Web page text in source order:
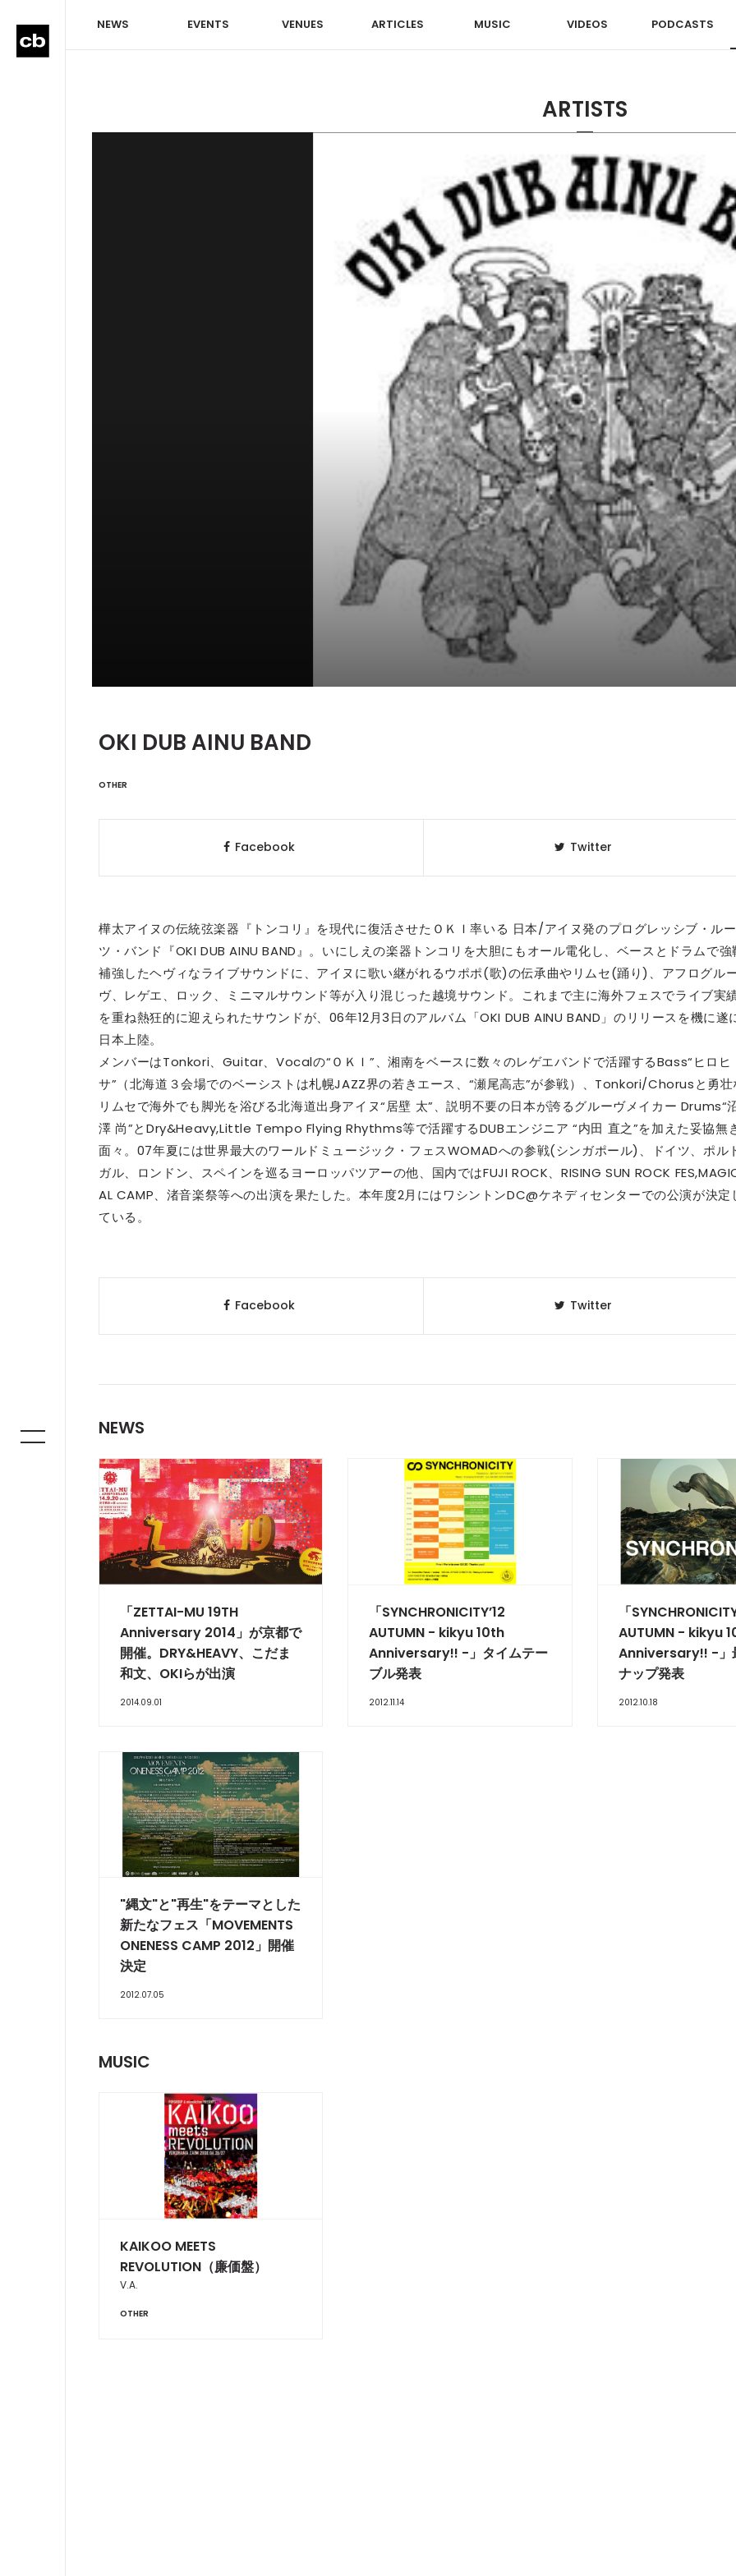
NEWS EVENTS VENUES ARTICLES MUSIC VIDEOS PODCASTS
ARTISTS
OKI DUB AINU BAND
OTHER
Facebook Twitter
樺太アイヌの伝統弦楽器『トンコリ』を現代に復活させたＯＫＩ率いる 日本/アイヌ発のプログレッシブ・ルー
ツ・バンド『OKI DUB AINU BAND』。いにしえの楽器トンコリを大胆にもオール電化し、ベースとドラムで強
補強したヘヴィなライブサウンドに、アイヌに歌い継がれるウポポ(歌)の伝承曲やリムセ(踊り)、アフログル
ヴ、レゲエ、ロック、ミニマルサウンド等が入り混じった越境サウンド。これまで主に海外フェスでライブ実
を重ね熱狂的に迎えられたサウンドが、06年12月3日のアルバム「OKI DUB AINU BAND」のリリースを機に遂
日本上陸。
メンバーはTonkori、Guitar、Vocalの“ＯＫＩ”、湘南をベースに数々のレゲエバンドで活躍するBass“ヒロヒ
サ”（北海道３会場でのベーシストは札幌JAZZ界の若きエース、“瀬尾高志”が参戦）、Tonkori/Chorusと勇壮
リムセで海外でも脚光を浴びる北海道出身アイヌ“居壁 太”、説明不要の日本が誇るグルーヴメイカー Drums“
澤 尚”とDry&Heavy,Little Tempo Flying Rhythms等で活躍するDUBエンジニア “内田 直之”を加えた妥協無
面々。07年夏には世界最大のワールドミュージック・フェスWOMADへの参戦(シンガポール)、ドイツ、ポル
ガル、ロンドン、スペインを巡るヨーロッパツアーの他、国内ではFUJI ROCK、RISING SUN ROCK
AL CAMP、渚音楽祭等への出演を果たした。本年度2月にはワシントンDC@ケネディセンターでの公演が決定
ている。
Facebook Twitter
NEWS
「ZETTAI-MU 19TH
Anniversary 2014」が京都で
開催。DRY&HEAVY、こだま
和文、OKIらが出演
2014.09.01
「SYNCHRONICITY’12
AUTUMN - kikyu 10th
Anniversary!! -」タイムテー
ブル発表
2012.11.14
「
AUTUMN - kikyu
Anniversary!! -」
ナップ発表
2012.10.18
"縄文"と"再生"をテーマとした
新たなフェス「MOVEMENTS
ONENESS CAMP 2012」開催
決定
2012.07.05
MUSIC
KAIKOO MEETS
REVOLUTION（廉価盤）
V.A.
OTHER